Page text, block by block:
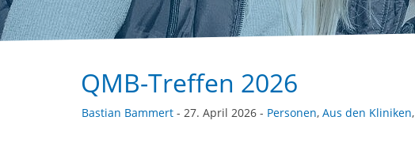
QMB-Treffen 2026
Bastian Bammert - 27. April 2026 - Personen, Aus den Kliniken,